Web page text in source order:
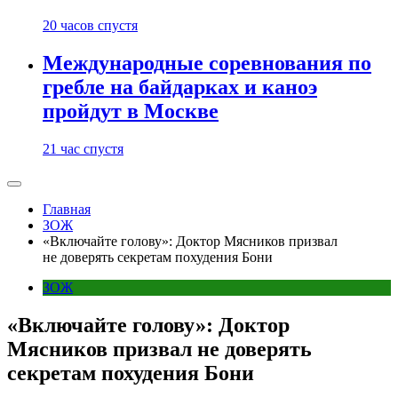
20 часов спустя
Международные соревнования по
гребле на байдарках и каноэ
пройдут в Москве
21 час спустя
Главная
ЗОЖ
«Включайте голову»: Доктор Мясников призвал
не доверять секретам похудения Бони
ЗОЖ
«Включайте голову»: Доктор
Мясников призвал не доверять
секретам похудения Бони